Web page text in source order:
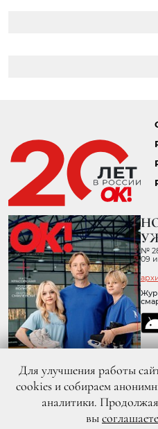
№
09
Для улучшения работы
cookies и собираем
аналитики. Продолжая
вы